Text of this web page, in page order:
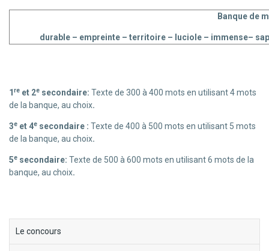
Banque de
durable – empreinte – territoire – luciole – immense–
1 re et 2e secondaire: Texte de 300 à 400 mots en utilisant 4 mots
de la banque, au choix.
3e et 4e secondaire : Texte de 400 à 500 mots en utilisant 5 mots
de la banque, au choix.
5e secondaire: Texte de 500 à 600 mots en utilisant 6 mots de la
banque, au choix.
block-
Le concours